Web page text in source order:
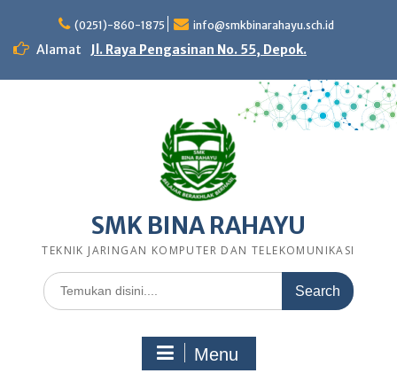
content
(0251)-860-1875 info@smkbinarahayu.sch.id
Alamat Jl. Raya Pengasinan No. 55, Depok.
SMK BINA RAHAYU
TEKNIK JARINGAN KOMPUTER DAN TELEKOMUNIKASI
Search
for:
Menu